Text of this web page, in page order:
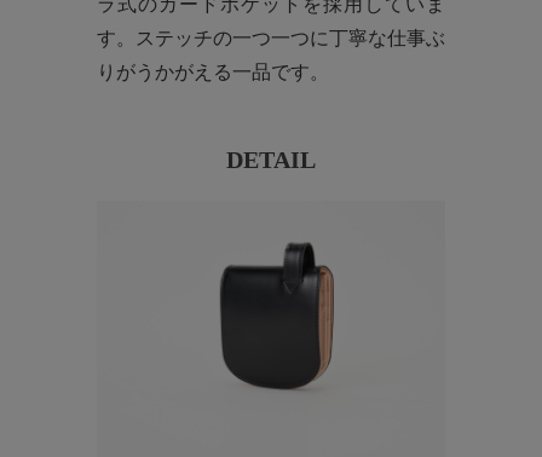
ラ式のカードポケットを採用していま
す。ステッチの一つ一つに丁寧な仕事ぶ
りがうかがえる一品です。
DETAIL